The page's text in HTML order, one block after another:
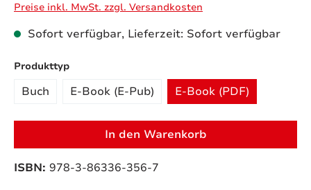
Preise inkl. MwSt. zzgl. Versandkosten
Sofort verfügbar, Lieferzeit: Sofort verfügbar
Produkttypauswählen
Buch E-Book (E-Pub) E-Book (PDF)
In den Warenkorb
ISBN: 978-3-86336-356-7